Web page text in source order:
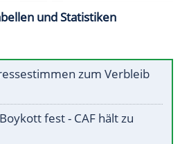
und Statistiken
zum Verbleib
fest - CAF hält zu